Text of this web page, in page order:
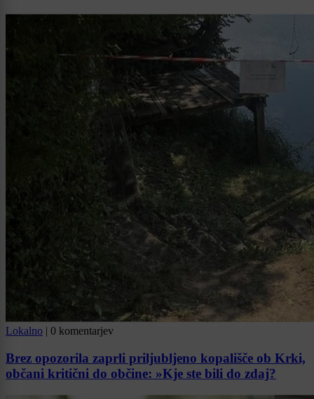
Lokalno 0 komentarjev
Brez opozorila zaprli priljubljeno kopališče ob Krki,
občani kritični do občine: »Kje ste bili do zdaj?